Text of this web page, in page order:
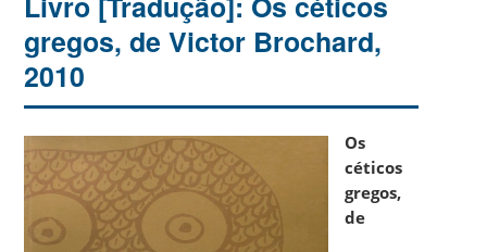
gregos, de Victor Brochard,
2010
Os
céticos
gregos,
de